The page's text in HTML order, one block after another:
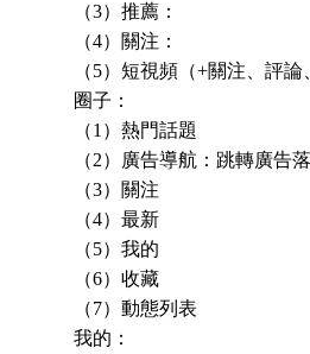
（3）推薦：
（4）關注：
（5）短視頻（+關注、評論
圈子：
（1）熱門話題
（2）廣告導航：跳轉廣告
（3）關注
（4）最新
（5）我的
（6）收藏
（7）動態列表
我的：